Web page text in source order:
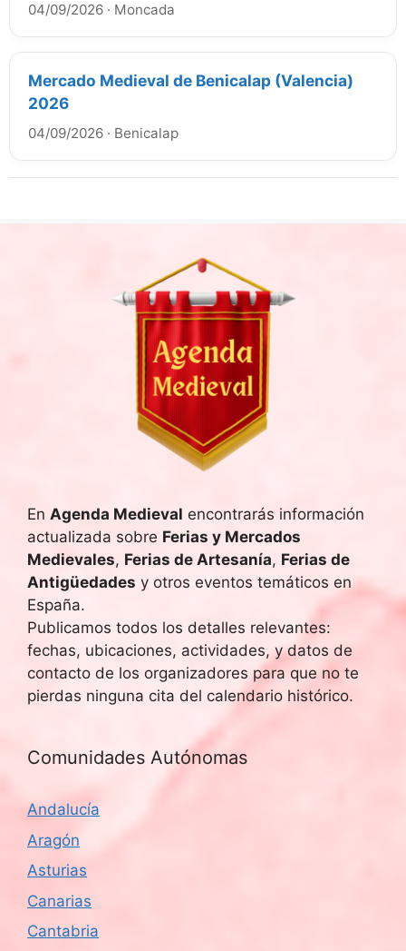
04/09/2026 · Moncada
Mercado Medieval de Benicalap (Valencia)
2026
04/09/2026 · Benicalap
En Agenda Medieval encontrarás información
actualizada sobre Ferias y Mercados
Medievales, Ferias de Artesanía, Ferias de
Antigüedades y otros eventos temáticos en
España.
Publicamos todos los detalles relevantes:
fechas, ubicaciones, actividades, y datos de
contacto de los organizadores para que no te
pierdas ninguna cita del calendario histórico.
Comunidades Autónomas
Andalucía
Aragón
Asturias
Canarias
Cantabria